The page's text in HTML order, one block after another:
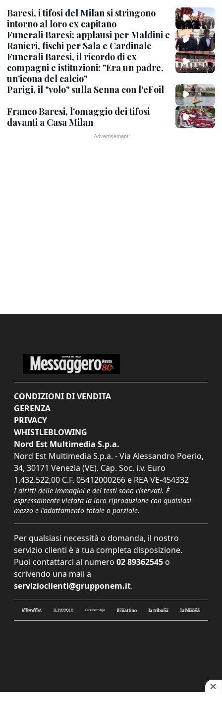
Baresi, i tifosi del Milan si stringono
intorno al loro ex capitano
Funerali Baresi: applausi per Maldini e
Ranieri, fischi per Sala e Cardinale
Funerali Baresi, il ricordo di ex
compagni e istituzioni: "Era un padre,
un'icona del calcio"
Parigi, il "volo" sulla Senna con l'eFoil
Franco Baresi, l'omaggio dei tifosi
davanti a Casa Milan
CONDIZIONI DI VENDITA
GERENZA
PRIVACY
WHISTLEBLOWING
Nord Est Multimedia S.p.a.
Nord Est Multimedia S.p.a. - Via Alessandro Poerio,
34, 30171 Venezia (VE). Cap. Soc. i.v. Euro
1.432.522,00 C.F. 05412000266 e REA VE-454332
I diritti delle immagini e dei testi sono riservati. È
espressamente vietata la loro riproduzione con qualsiasi
mezzo e l'adattamento totale o parziale.
Per qualsiasi necessità o domanda, il nostro
servizio clienti è a tua completa disposizione.
Puoi contattarci al numero 02 89362545 o
scrivendo una mail a
servizioclienti@grupponem.it.